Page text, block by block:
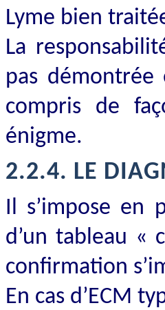
Lyme bien
La
pas
compris de
énigme.
2.2.4. LE
Il s’impose en
d’un tableau «
confirmation
En cas d’ECM